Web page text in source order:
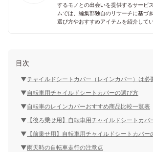
するモノとの出会いを提供するサービ
ムでは、編集部独自のリサーチに基づ
選び方やおすすめアイテムを紹介してい
目次
チャイルドシートカバー（レインカバー）は必
自転車用チャイルドシートカバーの選び方
自転車のレインカバーおすすめ商品比較一覧表
【後ろ乗せ用】自転車用チャイルドシートカバ
【前乗せ用】自転車用チャイルドシートカバー
雨天時の自転車走行の注意点